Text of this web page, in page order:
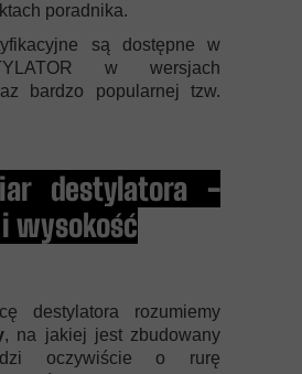
poradnika.
są dostępne w
w wersjach
bardzo popularnej tzw.
destylatora -
wysokość
destylatora rozumiemy
, na jakiej jest zbudowany
oczywiście o rurę